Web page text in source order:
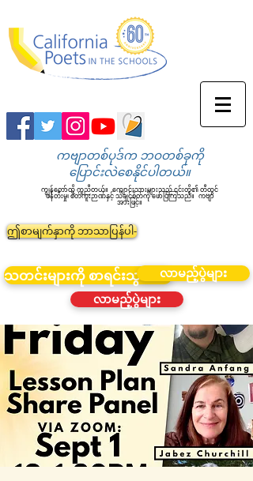
ကဗျာတစ်ပုဒ်က ဘဝတစ်ခုကို
ပြောင်းလဲစေနိုင်ပါတယ်။
ကျွန်တော်တို့ ကူညီတယ်။ ကျောင်းသားများသည် ၎င်းတို့၏ တီထွင်
ဖန်တီးမှု၊ စိတ်ကူးဉာဏ်နှင့် သိချင်စိတ်ကို ဖော်ပြကြသည်။ ကဗျာ
အားဖြင့်။
ဤစာမျက်နှာကို ဘာသာပြန်ပါ-
သတင်းများကို စာရင်းသွင်းပါ။လာမည့်ပွဲများ
လာမည့်ပွဲများ